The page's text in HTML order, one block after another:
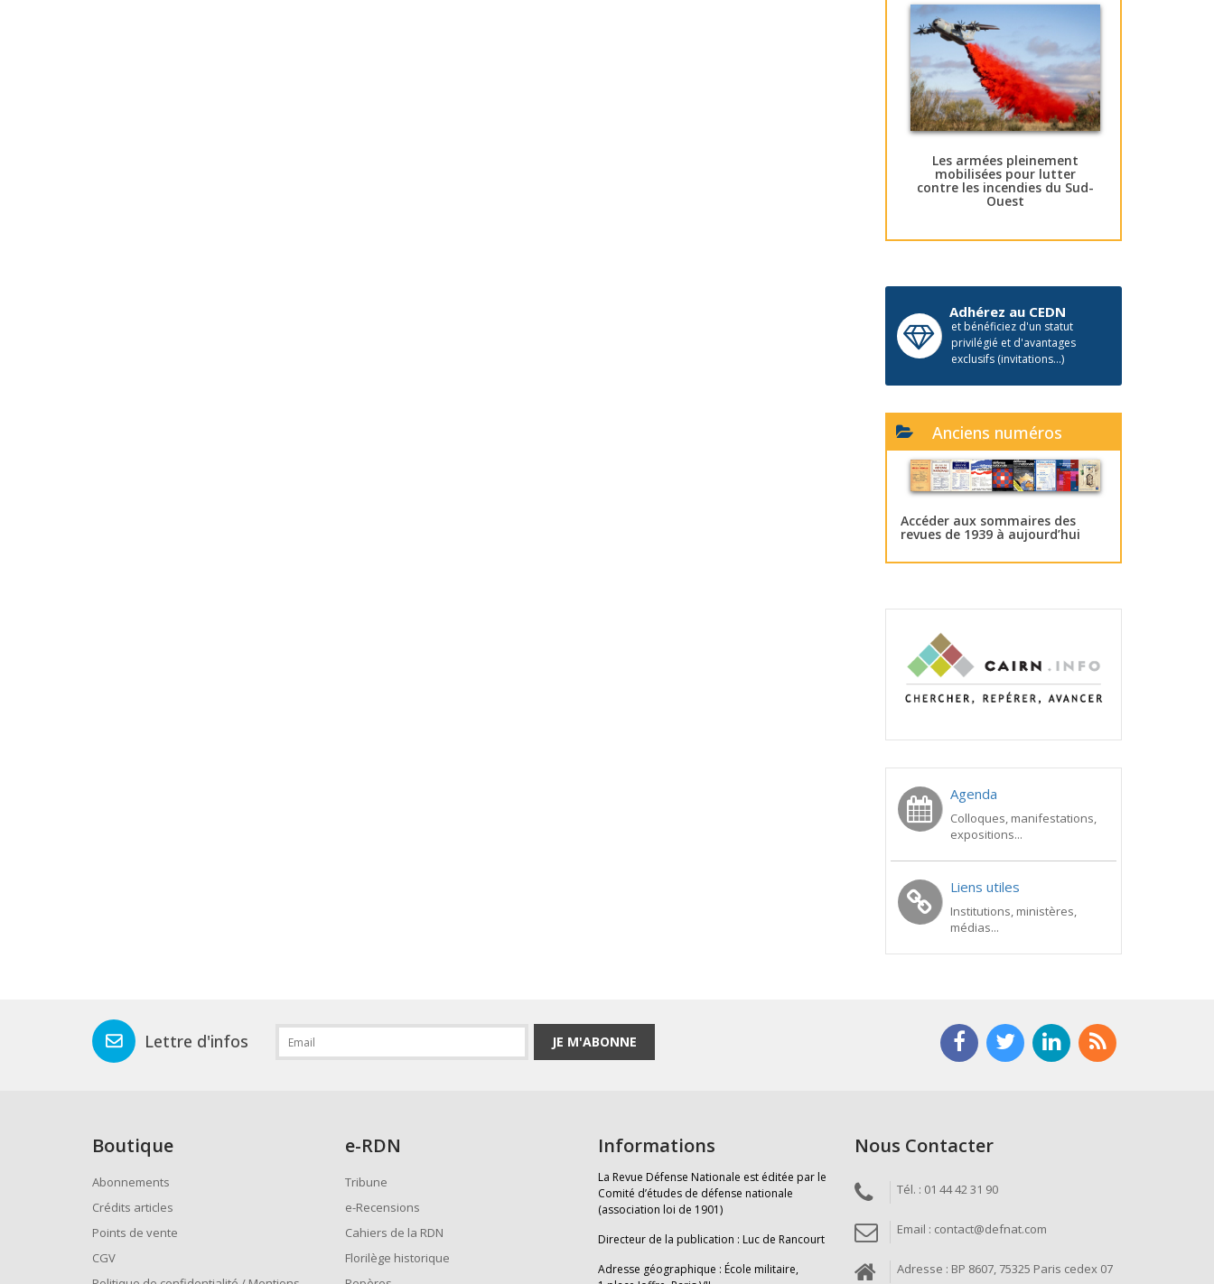
Les armées pleinement
mobilisées pour lutter
contre les incendies du Sud-
Ouest
Adhérez au CEDN
et bénéficiez d'un statut
privilégié et d'avantages
exclusifs (invitations...)
Anciens numéros
Accéder aux sommaires des
revues de 1939 à aujourd’hui
Agenda
Colloques, manifestations,
expositions...
Liens utiles
Institutions, ministères,
médias...
Lettre d'infos JE M'ABONNE
Boutique
Abonnements
Crédits articles
Points de vente
CGV
e-RDN
Tribune
e-Recensions
Cahiers de la RDN
Florilège historique
Informations
La Revue Défense Nationale est éditée par le
Comité d’études de défense nationale
(association loi de 1901)
Directeur de la publication : Luc de Rancourt
Adresse géographique : École militaire,
Nous Contacter
Tél. : 01 44 42 31 90
Email : contact@defnat.com
Adresse : BP 8607, 75325 Paris cedex 07